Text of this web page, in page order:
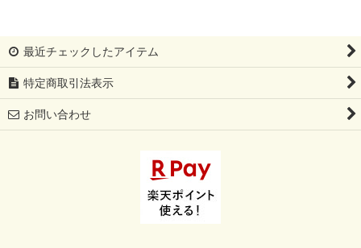
最近チェックしたアイテム
特定商取引法表示
お問い合わせ